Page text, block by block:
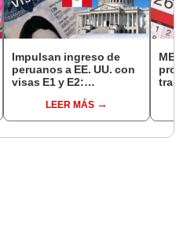
Impulsan ingreso de
peruanos a EE. UU. con
visas E1 y E2:
pymes serían los más
beneficiados
LEER MÁS
MEF